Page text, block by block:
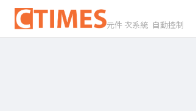
元件 次系統 自動控制